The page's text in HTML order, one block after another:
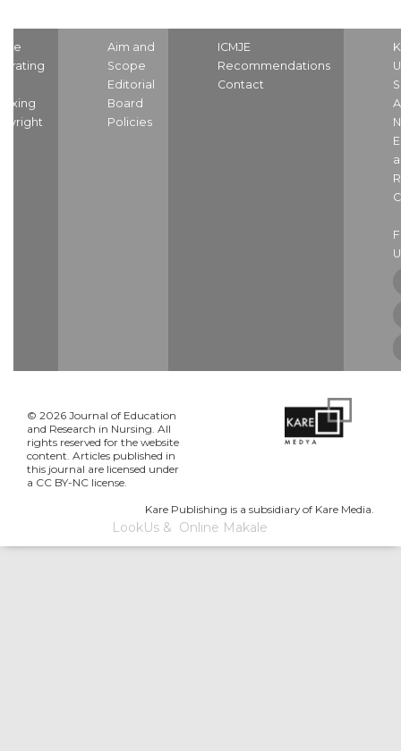
Aim and
Scope
Editorial
Board
Policies
ICMJE
Recommendations
Contact
© 2026 Journal of Education
and Research in Nursing. All
rights reserved for the website
content. Articles published in
this journal are licensed under
a CC BY-NC license.
Kare Publishing is a subsidiary of Kare Media.
LookUs& Online Makale